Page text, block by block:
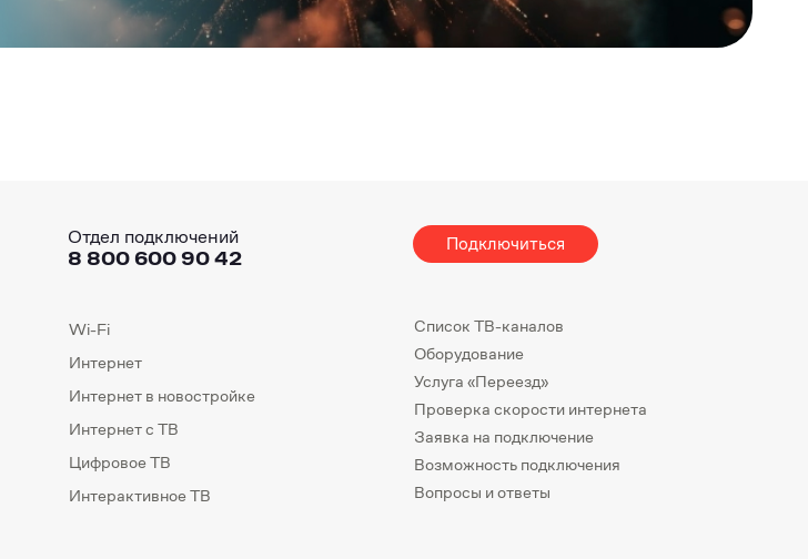
Отдел подключений
8 800 600 90 42
Подключиться
Wi-Fi
Интернет
Интернет в новостройке
Интернет с ТВ
Цифровое ТВ
Интерактивное ТВ
Список ТВ-каналов
Оборудование
Услуга «Переезд»
Проверка скорости интернета
Заявка на подключение
Возможность подключения
Вопросы и ответы